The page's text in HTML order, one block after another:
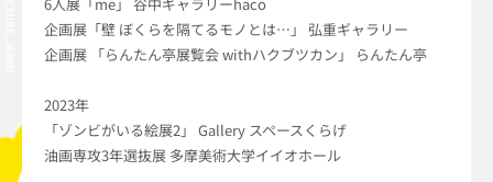
企画展「壁 ぼくらを隔てるモノとは…」 弘重ギャラリー
企画展 「らんたん亭展覧会 withハクブツカン」 らんたん亭
2023年
「ゾンビがいる絵展2」 Gallery スペースくらげ
油画専攻3年選抜展 多摩美術大学イイオホール